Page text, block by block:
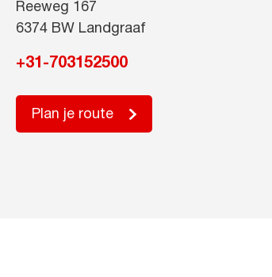
Reeweg 167
6374 BW Landgraaf
+31-703152500
Plan je route